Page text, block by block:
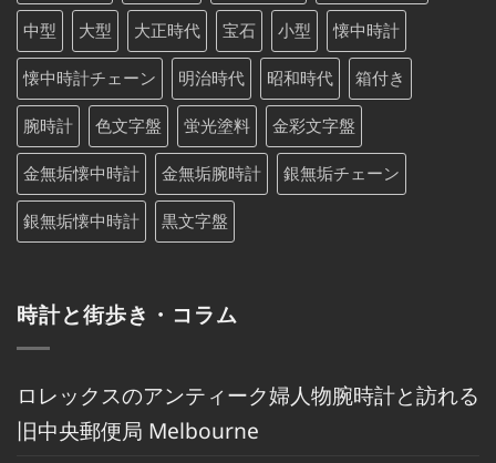
中型 大型 大正時代 宝石 小型 懐中時計
懐中時計チェーン 明治時代 昭和時代 箱付き
腕時計 色文字盤 蛍光塗料 金彩文字盤
金無垢懐中時計 金無垢腕時計 銀無垢チェーン
銀無垢懐中時計 黒文字盤
時計と街歩き・コラム
ロレックスのアンティーク婦人物腕時計と訪れる
旧中央郵便局 Melbourne